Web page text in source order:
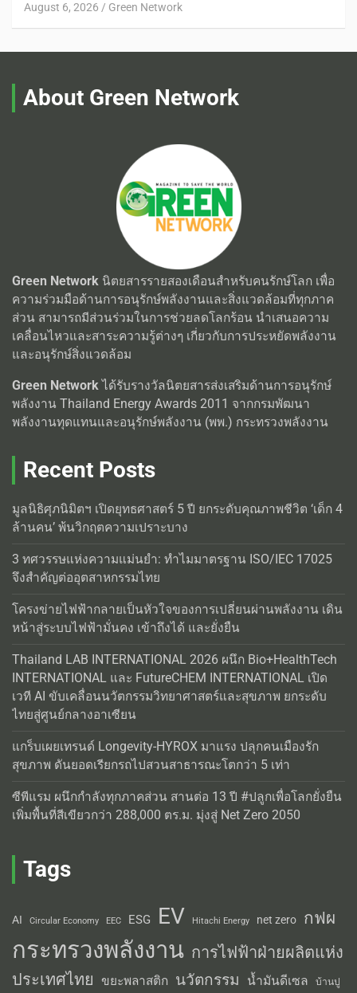
August 6, 2026 Green Network
About Green Network
Green Network นิตยสารรายสองเดือนสำหรับคนรักษ์โลก เพื่อ
ความร่วมมือด้านการอนุรักษ์พลังงานและสิ่งแวดล้อมที่ทุกภาค
ส่วน สามารถมีส่วนร่วมในการช่วยลดโลกร้อน นำเสนอความ
เคลื่อนไหวและสาระความรู้ต่างๆ เกี่ยวกับการประหยัดพลังงาน
และอนุรักษ์สิ่งแวดล้อม
Green Networkได้รับรางวัลนิตยสารส่งเสริมด้านการอนุรักษ์
พลังงาน Thailand Energy Awards 2011 จากกรมพัฒนา
พลังงานทุดแทนและอนุรักษ์พลังงาน (พพ.) กระทรวงพลังงาน
Recent Posts
มูลนิธิศุภนิมิตฯ เปิดยุทธศาสตร์ 5 ปี ยกระดับคุณภาพชีวิต ‘เด็ก 4
ล้านคน’ พ้นวิกฤตความเปราะบาง
3 ทศวรรษแห่งความแม่นยำ: ทำไมมาตรฐาน ISO/IEC 17025
จึงสำคัญต่ออุตสาหกรรมไทย
โครงข่ายไฟฟ้ากลายเป็นหัวใจของการเปลี่ยนผ่านพลังงาน เดิน
หน้าสู่ระบบไฟฟ้ามั่นคง เข้าถึงได้ และยั่งยืน
Thailand LAB INTERNATIONAL 2026 ผนึก Bio+HealthTech
INTERNATIONAL และ FutureCHEM INTERNATIONAL เปิด
เวที AI ขับเคลื่อนนวัตกรรมวิทยาศาสตร์และสุขภาพ ยกระดับ
ไทยสู่ศูนย์กลางอาเซียน
แกร็บเผยเทรนด์ Longevity-HYROX มาแรง ปลุกคนเมืองรัก
สุขภาพ ดันยอดเรียกรถไปสวนสาธารณะโตกว่า 5 เท่า
ซีพีแรม ผนึกกำลังทุกภาคส่วน สานต่อ 13 ปี #ปลูกเพื่อโลกยั่งยืน
เพิ่มพื้นที่สีเขียวกว่า 288,000 ตร.ม. มุ่งสู่ Net Zero 2050
Tags
AI Circular Economy EEC ESG EV Hitachi Energy net zero กฟผ
กระทรวงพลังงาน การไฟฟ้าฝ่ายผลิตแห่ง
ประเทศไทย
ขยะพลาสติก นวัตกรรม น้ำมันดีเซล บ้านปู